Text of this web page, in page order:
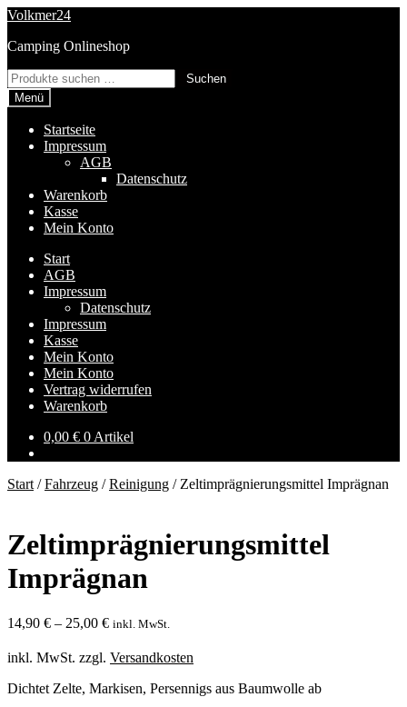
Zur
springen
Zum
springen
Volkmer24
Camping Onlineshop
Suchen
nach:
Suchen
Menü
Startseite
Impressum
AGB
Datenschutz
Warenkorb
Kasse
Mein Konto
Start
AGB
Impressum
Datenschutz
Impressum
Kasse
Mein Konto
Mein Konto
Vertrag widerrufen
Warenkorb
0,00 € 0 Artikel
Start /Fahrzeug /Reinigung / Zeltimprägnierungsmittel Imprägnan
Zeltimprägnierungsmittel
Imprägnan
14,90 € – 25,00 € inkl. MwSt.
inkl. MwSt. zzgl. Versandkosten
Dichtet Zelte, Markisen, Persennigs aus Baumwolle ab